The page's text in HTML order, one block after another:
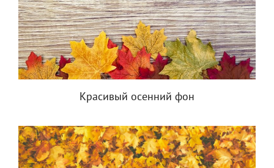
Красивый осенний фон